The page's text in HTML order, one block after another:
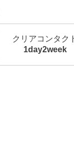
クリアコンタク
1day2week